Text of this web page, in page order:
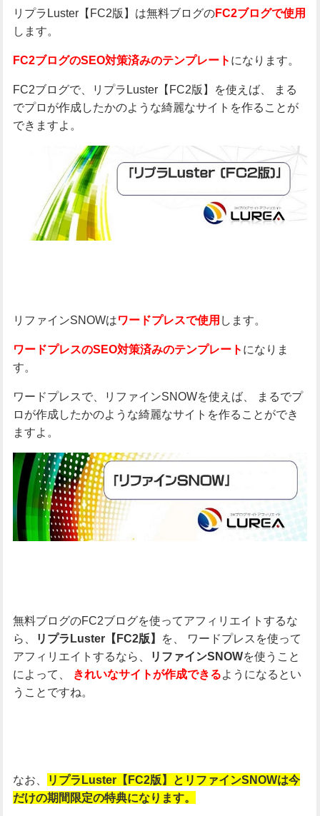
リプラLuster【FC2版】は無料ブログのFC2ブログで使用
します。
FC2ブログのSEO対策済みのテンプレート になります。
FC2ブログで、リプラLuster【FC2版】を使えば、
まる
でプロが作成したかのような綺麗なサイトを作ることが
できますよ。
リファインSNOWはワードプレスで使用 します。
ワードプレスのSEO対策済みのテンプレート になりま
す。
ワードプレスで、リファインSNOWを使えば、
まるでプ
ロが作成したかのような綺麗なサイトを作ることができ
ますよ。
無料ブログのFC2ブログを使ってアフィリエイトするな
ら、
リプラLuster【FC2版】 を、
ワードプレスを使って
アフィリエイトするなら、
リファインSNOWを使うこと
によって、
きれいなサイトが作成できるようになるとい
うことですね。
なお、
リプラLuster【FC2版】とリファインSNOWは今
だけの期間限定の特典になります。